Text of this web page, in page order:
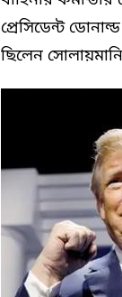
প্রেসিডেন্ট
ছিলেন